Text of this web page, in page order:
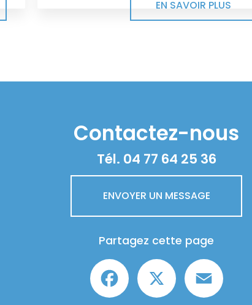
EN SAVOIR PLUS
Contactez-nous
Tél. 04 77 64 25 36
ENVOYER UN MESSAGE
Partagez cette page
Facebook